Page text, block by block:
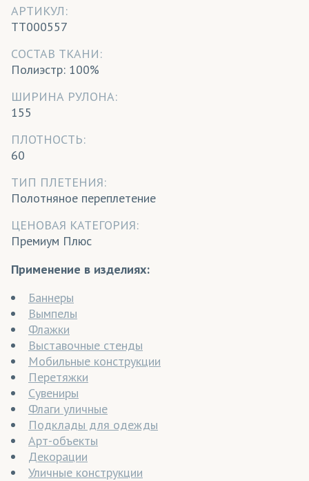
АРТИКУЛ:
TT000557
CОСТАВ ТКАНИ:
Полиэстр: 100%
ШИРИНА РУЛОНА:
155
ПЛОТНОСТЬ:
60
ТИП ПЛЕТЕНИЯ:
Полотняное переплетение
ЦЕНОВАЯ КАТЕГОРИЯ:
Премиум Плюс
Применение в изделиях:
Баннеры
Вымпелы
Флажки
Выставочные стенды
Мобильные конструкции
Перетяжки
Сувениры
Флаги уличные
Подклады для одежды
Арт-объекты
Декорации
Уличные конструкции